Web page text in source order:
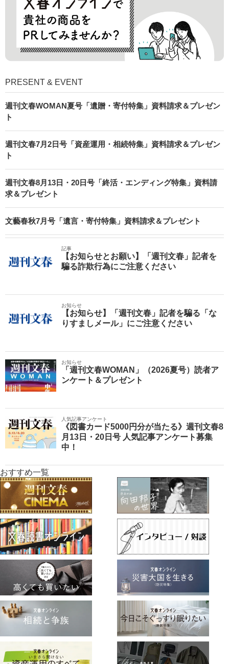
PRESENT & EVENT
週刊文春WOMAN夏号「遺贈・寄付特集」資料請求＆プレゼン
ト
週刊文春7月2日号「資産運用・相続特集」資料請求＆プレゼン
ト
週刊文春8月13日・20日号「終活・エンディング特集」資料請
求＆プレゼント
文藝春秋7月号「遺言・寄付特集」資料請求＆プレゼント
記事
【お知らせとお願い】「週刊文春」記者を
騙る詐欺行為にご注意ください
お知らせ
【お知らせ】「週刊文春」記者を騙る「な
りすましメール」にご注意ください
お知らせ
「週刊文春WOMAN」（2026夏号）読者ア
ンケート＆プレゼント
人気記事アンケート
《図書カード5000円分が当たる》週刊文春8
月13日・20日号 人気記事アンケート募集
中！
おすすめ一覧